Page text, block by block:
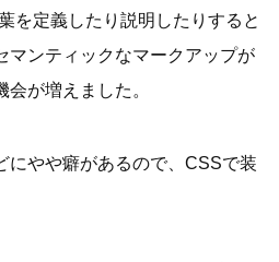
を定義したり説明したりすると
マンティックなマークアップが
が増えました。
にやや癖があるので、CSSで装